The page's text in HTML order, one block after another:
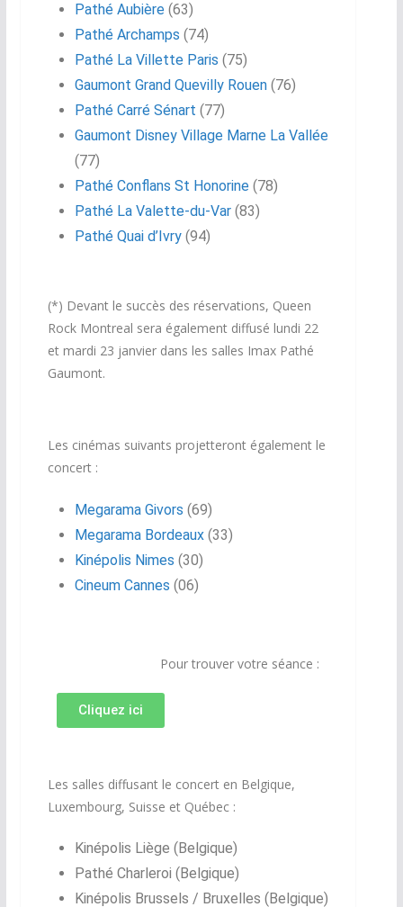
Pathé Aubière(63)
Pathé Archamps (74)
Pathé La Villette Paris (75)
Gaumont Grand Quevilly Rouen(76)
Pathé Carré Sénart (77)
Gaumont Disney Village Marne La Vallée
(77)
Pathé Conflans St Honorine(78)
Pathé La Valette-du-Var(83)
Pathé Quai d’Ivry (94)
(*) Devant le succès des réservations, Queen
Rock Montreal sera également diffusé lundi 22
et mardi 23 janvier dans les salles Imax Pathé
Gaumont.
Les cinémas suivants projetteront également le
concert :
Megarama Givors (69)
Megarama Bordeaux(33)
Kinépolis Nimes (30)
Cineum Cannes (06)
Pour trouver votre séance :
Cliquez ici
Les salles diffusant le concert en Belgique,
Luxembourg, Suisse et Québec :
Kinépolis Liège (Belgique)
Pathé Charleroi (Belgique)
Kinépolis Brussels / Bruxelles (Belgique)